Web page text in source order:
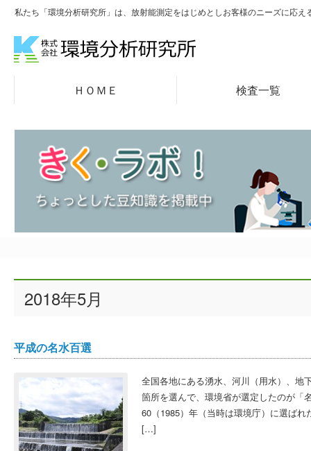
私たち「環境分析研究所」は、放射能測定をはじめとしお客様のニーズに応
ＨＯＭＥ 検査一覧
2018年5月
平成の名水百選
全国各地にある湧水、河川（用水）、地
箇所を選んで、環境省が選定したのが「
60（1985）年（当時は環境庁）に選ば
[…]